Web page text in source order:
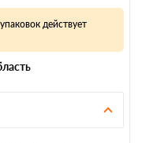
действует